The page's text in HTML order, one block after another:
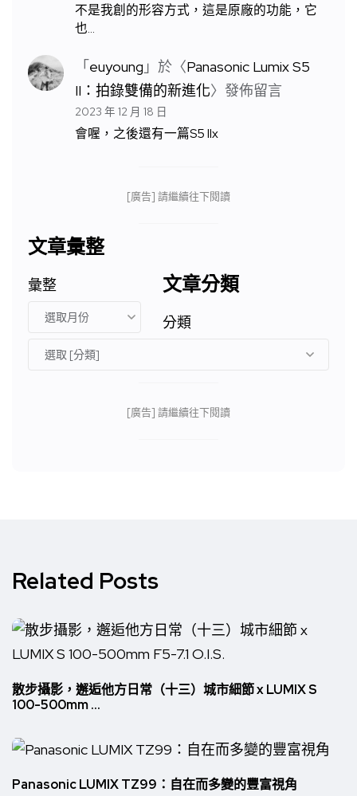
不是我創的形容方式，這是原廠的功能，它
也…
「euyoung 」於〈Panasonic Lumix S5
II：拍錄雙備的新進化〉發佈留言
2023 年 12 月 18 日
會喔，之後還有一篇S5 IIx
[廣告] 請繼續往下閱讀
文章彙整
彙整 文章分類
分類
[廣告] 請繼續往下閱讀
Related Posts
散步攝影，邂逅他方日常（十三）城市細節 x LUMIX S
100-500mm ...
Panasonic LUMIX TZ99：自在而多變的豐富視角